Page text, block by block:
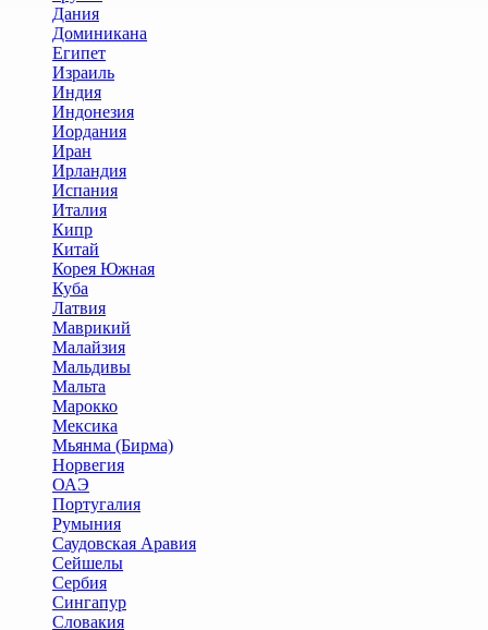
Дания
Доминикана
Египет
Израиль
Индия
Индонезия
Иордания
Иран
Ирландия
Испания
Италия
Кипр
Китай
Корея Южная
Куба
Латвия
Маврикий
Малайзия
Мальдивы
Мальта
Марокко
Мексика
Мьянма (Бирма)
Норвегия
ОАЭ
Португалия
Румыния
Саудовская Аравия
Сейшелы
Сербия
Сингапур
Словакия